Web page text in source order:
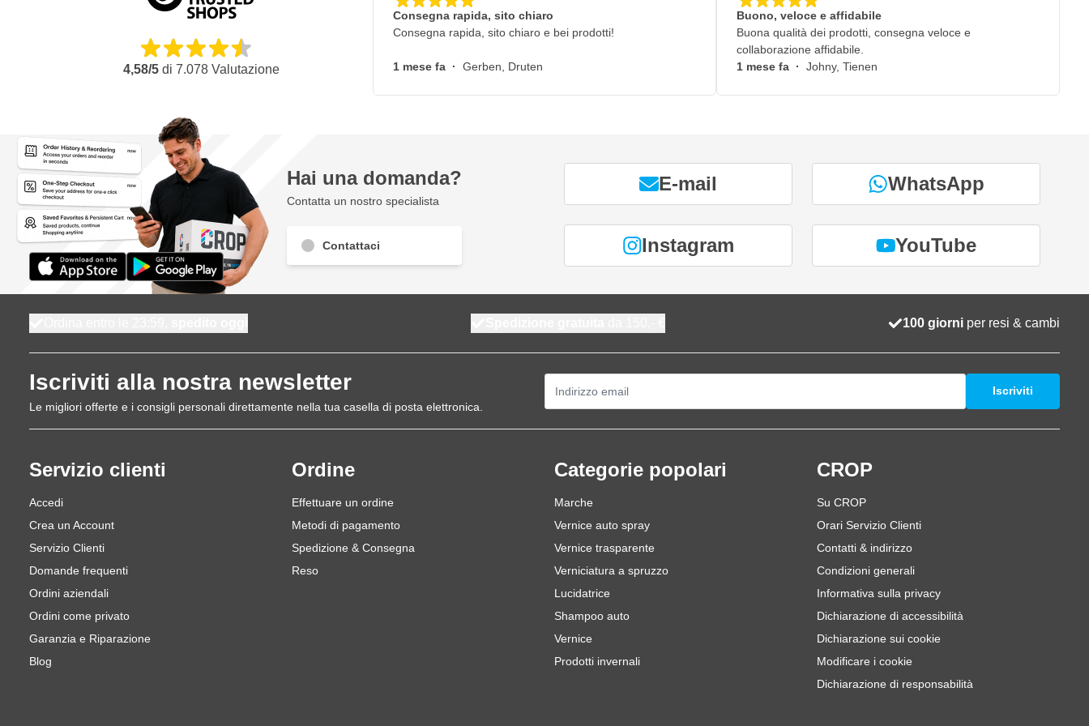
Airless ad alta efficienza
: tecnologia innovativa per una spruzzatura con controllo e
prestazioni ottimali in condizioni di pressione ridotta del sistema.
: la pressione ridotta porta a un getto più morbido e controllabile e quindi a
Massimo controllo
: il bordo leggermente affilato consente di ottenere una finitura migliore in
caso di sovrapposizione dei getti.
Minore fatica
: la pressione ridotta del sistema comporta un minore rinculo della pistola e una
minore forza sul grilletto.
Maggiore durata: la minore pressione di spruzzatura riduce le sollecitazioni sul sistema.
Consumo di energia: 600 watt
Lunghezza del tubo flessibile: 15 metri
Capacità: 1,5 litri/min.
Pistola: metallo
4,58/5di 7.078Valutazione
Consegna rapida, sito chiaro
Consegna rapida, sito chiaro e bei prodotti!
1 mese fa · Gerben, Druten
Buono, veloce e affidabile
Buona qualità dei prodotti, consegna veloce e
collaborazione affidabile.
1 mese fa · Johny, Tienen
Hai una domanda?
Contatta un nostro specialista
Contattaci
E-mail WhatsApp
Instagram YouTube
100 giorni per resi & cambi
Iscriviti alla nostra newsletter
Le migliori offerte e i consigli personali direttamente nella tua casella di posta elettronica.
Iscriviti
Servizio clienti
Accedi
Crea un Account
Servizio Clienti
Domande frequenti
Ordini aziendali
Ordini come privato
Garanzia e Riparazione
Blog
Ordine
Effettuare un ordine
Metodi di pagamento
Spedizione & Consegna
Reso
Categorie popolari
Marche
Vernice auto spray
Vernice trasparente
Verniciatura a spruzzo
Lucidatrice
Shampoo auto
Vernice
Prodotti invernali
CROP
Su CROP
Orari Servizio Clienti
Contatti & indirizzo
Condizioni generali
Informativa sulla privacy
Dichiarazione di accessibilità
Dichiarazione sui cookie
Modificare i cookie
Dichiarazione di responsabilità